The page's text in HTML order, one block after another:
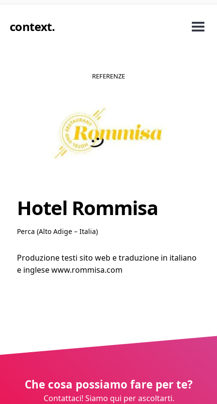
context.
REFERENZE
Hotel Rommisa
Perca (Alto Adige – Italia)
Produzione testi sito web e traduzione in italiano
e inglesewww.rommisa.com
Che cosa possiamo fare per te?
Contattaci! Siamo qui per ascoltarti.